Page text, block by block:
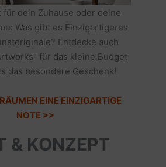
für dein Zuhause oder deine
Was gibt es Einzigartigeres
Entdecke auch
für das kleine Budget
das besondere Geschenk!
EINE EINZIGARTIGE
NOTE >>
& KONZEPT